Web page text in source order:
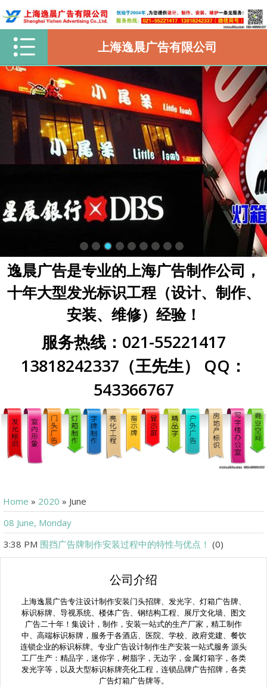
上海逸晨广告有限公司
逸晨广告是专业的上海广告制作公司，
十年大型发光标识工程（设计、制作、
安装、维修）经验！
服务热线：021-55221417
13818242337（王先生） QQ：
543366767
Home » 2020 » June
08 June, Monday
3:38 PM 围挡广告牌制作安装过程中的特性与优点！ (0)
公司介绍
上海逸晨广告专注设计制作安装门头招牌、发光字、灯箱广告牌、
标识标牌、导视系统、楼体广告、钢结构工程、展厅文化墙、图文
广告二十年！集设计，制作，安装一站式的生产厂家，精工制作
中、高端标识标牌，服务于各酒店、医院、学校、政府党建、餐饮
连锁企业的标识标牌。专业广告设计制作生产安装一站式服务 源头
工厂生产：精品字，迷你字，树脂字，无边字，金属灯箱字，各类
发光字等，以及大型标识标牌亮化工程，连锁品牌广告招牌，各类
广告灯箱广告牌等。